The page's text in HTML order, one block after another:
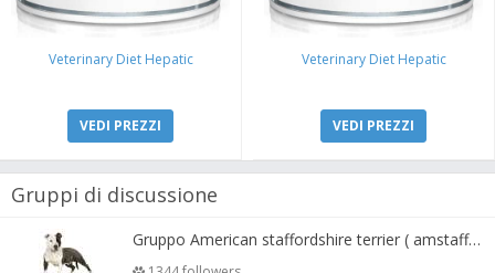
Veterinary Diet Hepatic
VEDI PREZZI
Veterinary Diet Hepatic
VEDI PREZZI
Gruppi di discussione
Gruppo American staffordshire terrier ( amstaff, amastaff )